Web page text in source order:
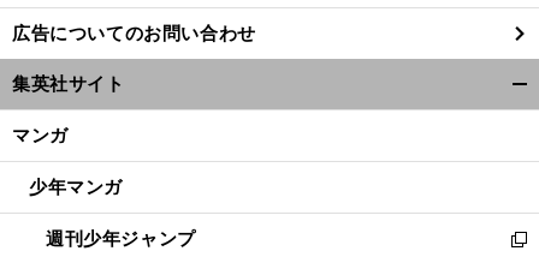
し
い
ウ
ィ
ン
ウ
開
く
広告についてのお問い合わせ
集英社サイト
マンガ
少年マンガ
週刊少年ジャンプ
新